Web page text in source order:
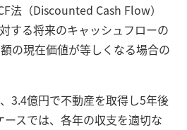
法（Discounted Cash Flow）
する将来のキャッシュフローの
の現在価値が等しくなる場合の
3.4億円で不動産を取得し5年後
スでは、各年の収支を適切な